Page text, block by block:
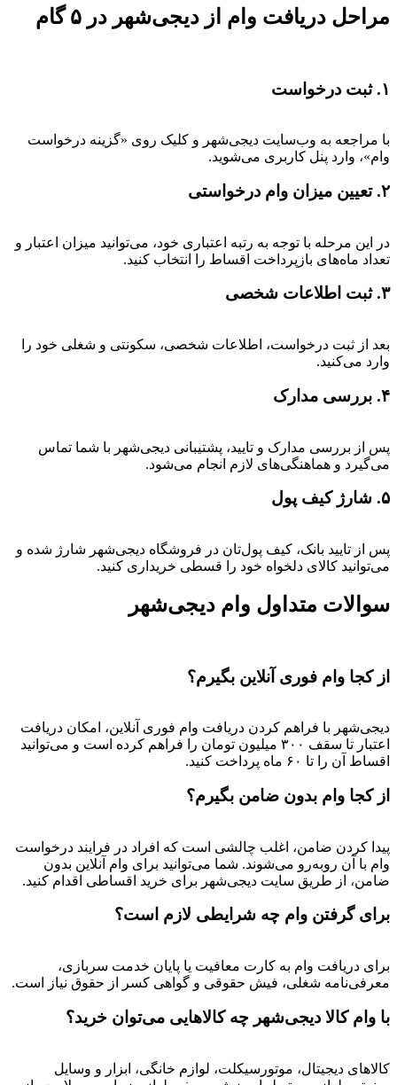
مراحل دریافت وام از دیجی‌شهر در ۵ گام
۱. ثبت درخواست
با مراجعه به وب‌سایت دیجی‌شهر و کلیک روی «گزینه درخواست
وام»، وارد پنل کاربری می‌شوید.
۲. تعیین میزان وام درخواستی
در این مرحله با توجه به رتبه اعتباری خود، می‌توانید میزان اعتبار و
تعداد ماه‌های بازپرداخت اقساط را انتخاب کنید.
۳. ثبت اطلاعات شخصی
بعد از ثبت درخواست، اطلاعات شخصی، سکونتی و شغلی خود را
وارد می‌کنید.
۴. بررسی مدارک
پس از بررسی مدارک و تایید، پشتیبانی دیجی‌شهر با شما تماس
می‌گیرد و هماهنگی‌های لازم انجام می‌شود.
۵. شارژ کیف پول
پس از تایید بانک، کیف پول‌تان در فروشگاه دیجی‌شهر شارژ شده و
می‌توانید کالای دلخواه خود را قسطی خریداری کنید.
سوالات متداول وام دیجی‌شهر
از کجا وام فوری آنلاین بگیرم؟
دیجی‌شهر با فراهم کردن دریافت وام فوری آنلاین، امکان دریافت
اعتبار تا سقف ۳۰۰ میلیون تومان را فراهم کرده است و می‌توانید
اقساط آن را تا ۶۰ ماه پرداخت کنید.
از کجا وام بدون ضامن بگیرم؟
پیدا کردن ضامن، اغلب چالشی است که افراد در فرایند درخواست
وام با آن روبه‌رو می‌شوند. شما می‌توانید برای وام آنلاین بدون
ضامن، از طریق سایت دیجی‌شهر برای خرید اقساطی اقدام کنید.
برای گرفتن وام چه شرایطی لازم است؟
برای دریافت وام به کارت معافیت یا پایان خدمت سربازی،
معرفی‌نامه شغلی، فیش حقوقی و گواهی کسر از حقوق نیاز است.
با وام کالا دیجی‌شهر چه کالاهایی می‌توان خرید؟
کالاهای دیجیتال، موتورسیکلت، لوازم خانگی، ابزار و وسایل